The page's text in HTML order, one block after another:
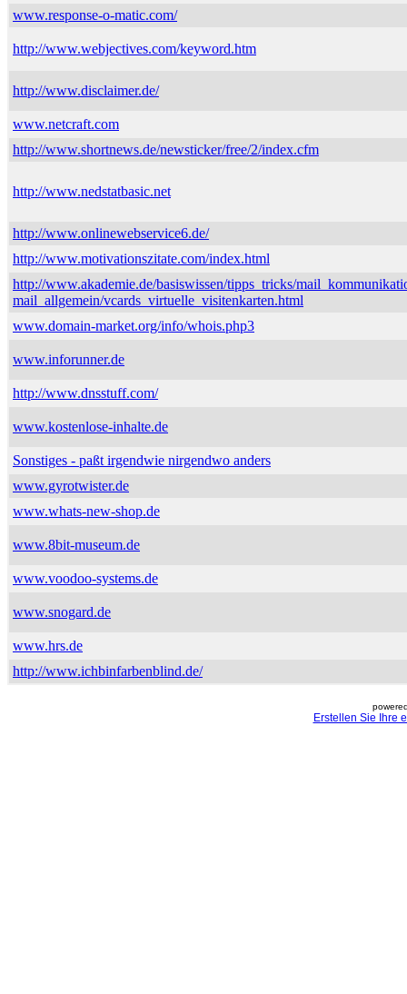
www.response-o-matic.com/
http://www.webjectives.com/keyword.htm
http://www.disclaimer.de/
www.netcraft.com
http://www.shortnews.de/newsticker/free/2/index.cfm
http://www.nedstatbasic.net
http://www.onlinewebservice6.de/
http://www.motivationszitate.com/index.html
http://www.akademie.de/basiswissen/tipps_tricks/
mail_allgemein/vcards_virtuelle_visitenkarten.html
www.domain-market.org/info/whois.php3
www.inforunner.de
http://www.dnsstuff.com/
www.kostenlose-inhalte.de
Sonstiges - paßt irgendwie nirgendwo anders
www.gyrotwister.de
www.whats-new-shop.de
www.8bit-museum.de
www.voodoo-systems.de
www.snogard.de
www.hrs.de
http://www.ichbinfarbenblind.de/
Erstellen Sie Ihre